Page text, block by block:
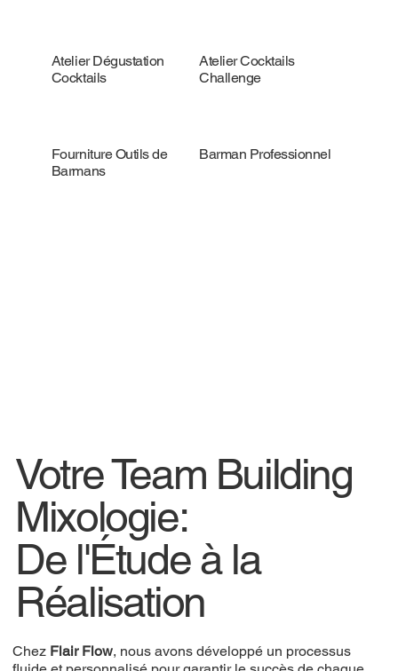
Atelier Dégustation
Cocktails
Atelier Cocktails
Challenge
Fourniture Outils de
Barmans
Barman Professionnel
Votre Team Building
Mixologie:
De l'Étude à la
Réalisation
Chez Flair Flow, nous avons développé un processus